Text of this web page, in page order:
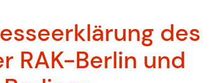
des
RAK-Berlin und